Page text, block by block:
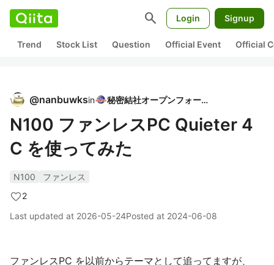
search Login Signup
Trend Stock List Question Official Event Official
@nanbuwksin 秘密結社オープンフォース
N100 ファンレスPC Quieter 4
C を使ってみた
N100
ファンレス
2
Last updated at 2026-05-24Posted at 2024-06-08
ファンレスPC を以前からテーマとして追ってますが、